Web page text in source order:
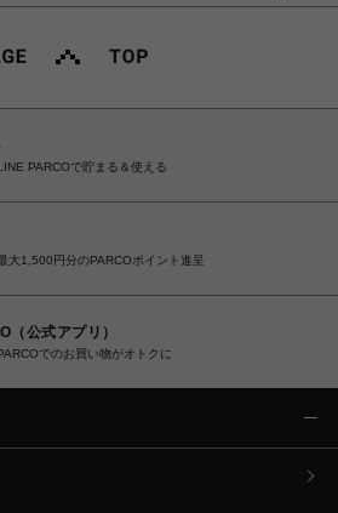
PARCOで貯まる＆使える
大1,500円分のPARCOポイント進呈
（公式アプリ）
でのお買い物がオトクに